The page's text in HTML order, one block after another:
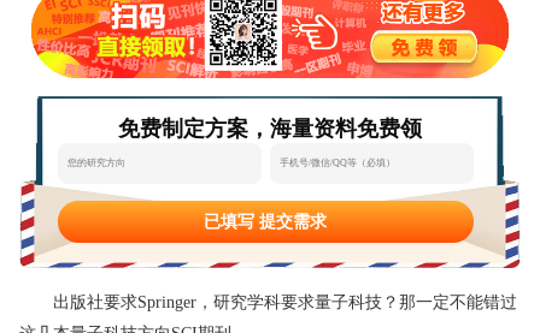
免费制定方案，海量资料免费领
已填写 提交需求
出版社要求Springer，研究学科要求量子科技？那一定不能错过